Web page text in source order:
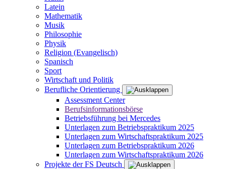
Latein
Mathematik
Musik
Philosophie
Physik
Religion (Evangelisch)
Spanisch
Sport
Wirtschaft und Politik
Berufliche Orientierung
Assessment Center
Berufsinformationsbörse
Betriebsführung bei Mercedes
Unterlagen zum Betriebspraktikum 2025
Unterlagen zum Wirtschaftspraktikum 2025
Unterlagen zum Betriebspraktikum 2026
Unterlagen zum Wirtschaftspraktikum 2026
Projekte der FS Deutsch